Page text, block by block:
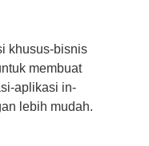
khusus-bisnis
membuat
aplikasi in-
lebih mudah.